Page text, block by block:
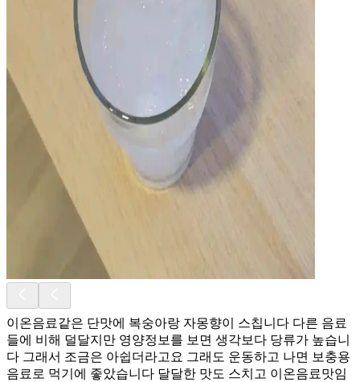
이온음료같은 단맛에 복숭아랑 자몽향이 스칩니다 다른 음료
들에 비해 덜달지만 영양정보를 보면 생각보다 당류가 높습니
다 그래서 조금은 아쉽더라고요 그래도 운동하고 나면 보충용
음료로 먹기에 좋았습니다 달달한 맛도 스치고 이온음료맛임